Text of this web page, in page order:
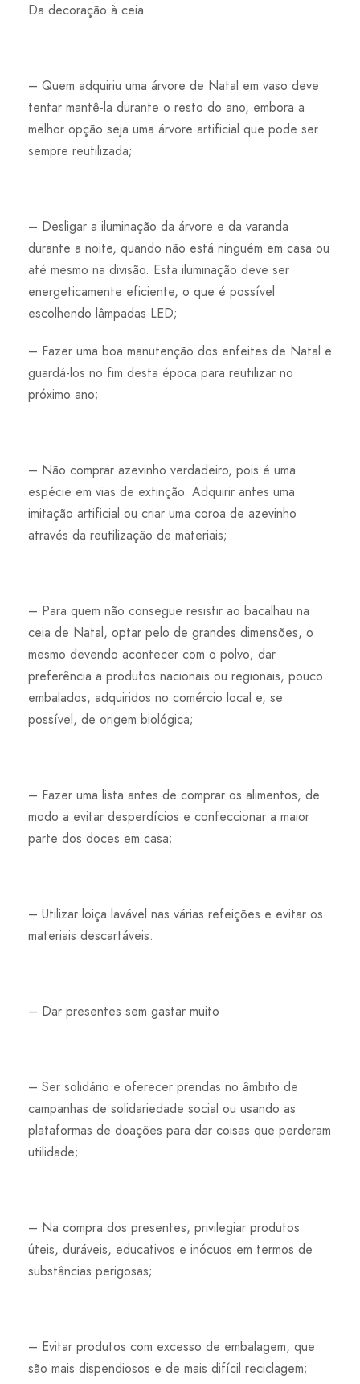
Da decoração à ceia
– Quem adquiriu uma árvore de Natal em vaso deve
tentar mantê-la durante o resto do ano, embora a
melhor opção seja uma árvore artificial que pode ser
sempre reutilizada;
– Desligar a iluminação da árvore e da varanda
durante a noite, quando não está ninguém em casa ou
até mesmo na divisão. Esta iluminação deve ser
energeticamente eficiente, o que é possível
escolhendo lâmpadas LED;
– Fazer uma boa manutenção dos enfeites de Natal e
guardá-los no fim desta época para reutilizar no
próximo ano;
– Não comprar azevinho verdadeiro, pois é uma
espécie em vias de extinção. Adquirir antes uma
imitação artificial ou criar uma coroa de azevinho
através da reutilização de materiais;
– Para quem não consegue resistir ao bacalhau na
ceia de Natal, optar pelo de grandes dimensões, o
mesmo devendo acontecer com o polvo; dar
preferência a produtos nacionais ou regionais, pouco
embalados, adquiridos no comércio local e, se
possível, de origem biológica;
– Fazer uma lista antes de comprar os alimentos, de
modo a evitar desperdícios e confeccionar a maior
parte dos doces em casa;
– Utilizar loiça lavável nas várias refeições e evitar os
materiais descartáveis.
– Dar presentes sem gastar muito
– Ser solidário e oferecer prendas no âmbito de
campanhas de solidariedade social ou usando as
plataformas de doações para dar coisas que perderam
utilidade;
– Na compra dos presentes, privilegiar produtos
úteis, duráveis, educativos e inócuos em termos de
substâncias perigosas;
– Evitar produtos com excesso de embalagem, que
são mais dispendiosos e de mais difícil reciclagem;